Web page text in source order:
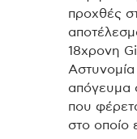
προχθές
18χρονη
απόγευμα
που
στο οποίο